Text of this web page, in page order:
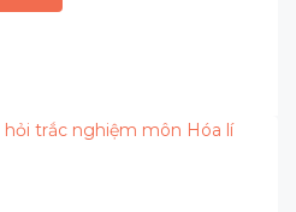
hỏi trắc nghiệm môn Hóa lí